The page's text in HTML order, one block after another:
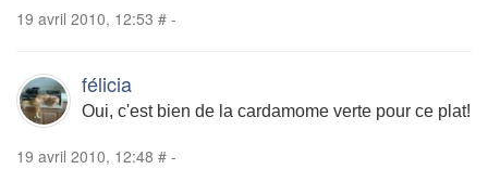
19 avril 2010, 12:53 # -
félicia
Oui, c'est bien de la cardamome verte pour ce plat!
19 avril 2010, 12:48 # -